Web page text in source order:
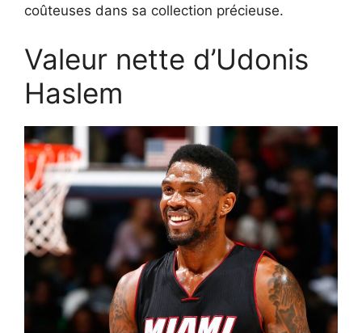
coûteuses dans sa collection précieuse.
Valeur nette d’Udonis
Haslem